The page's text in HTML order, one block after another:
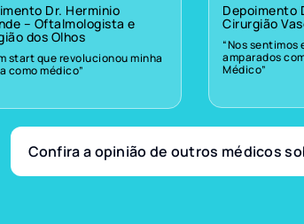
Dr. Herminio
– Oftalmologista e
dos Olhos
start que revolucionou minha
como médico”
Depoimento
Cirurgião
“Nos
amparados
Médico”
Confira a opinião de outros médicos